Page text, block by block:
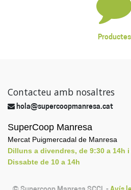
Productes
Contacteu amb nosaltres
hola@supercoopmanresa.cat
SuperCoop Manresa
Mercat Puigmercadal de Manresa
Dilluns a divendres, de 9:30 a 14h i
Dissabte de 10 a 14h